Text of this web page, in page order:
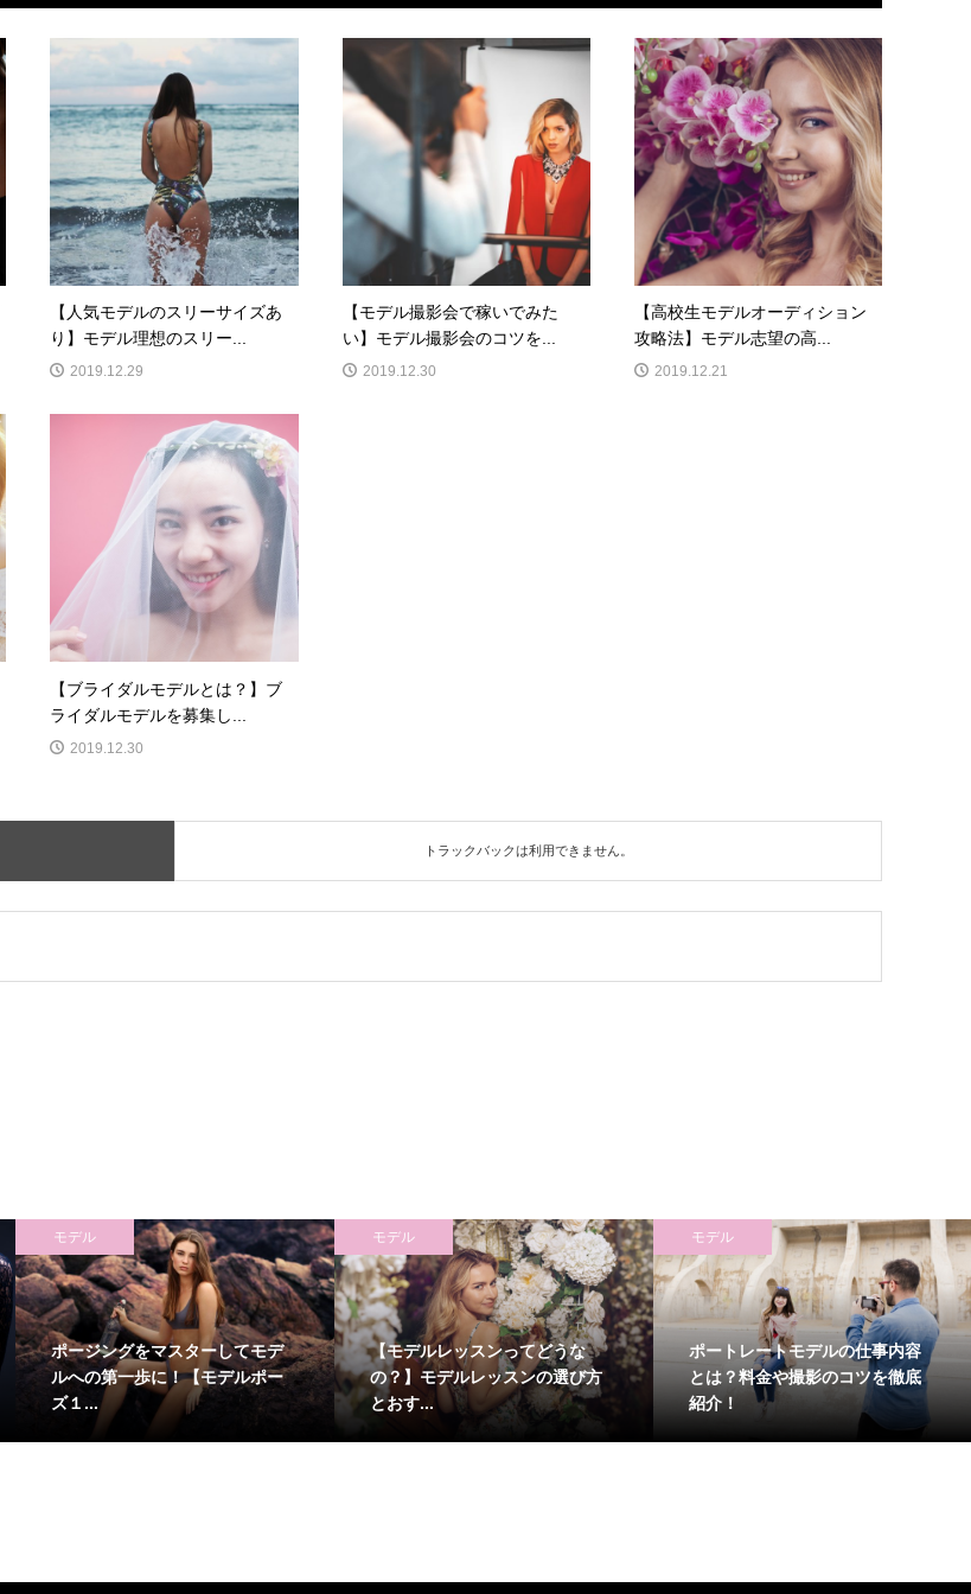
【人気モデルのスリーサイズあ
り】モデル理想のスリー...
2019.12.29
【モデル撮影会で稼いでみた
い】モデル撮影会のコツを...
2019.12.30
【高校生モデルオーディション
攻略法】モデル志望の高...
2019.12.21
【ブライダルモデルとは？】ブ
ライダルモデルを募集し...
2019.12.30
トラックバックは利用できません。
モデル
ポージングをマスターしてモデ
ルへの第一歩に！【モデルポー
ズ１...
モデル
【モデルレッスンってどうな
の？】モデルレッスンの選び方
とおす...
モデル
ポートレートモデルの仕事内容
とは？料金や撮影のコツを徹底
紹介！